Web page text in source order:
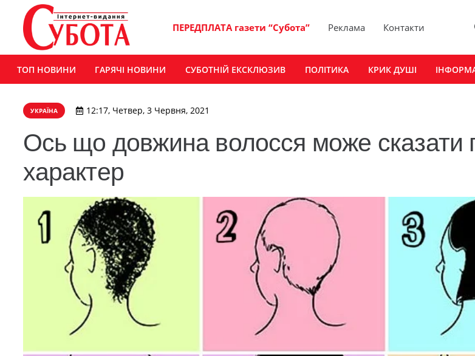
ПЕРЕДПЛАТА газети “Субота” Реклама Контакти
ТОП НОВИНИ ГАРЯЧІ НОВИНИ СУБОТНІЙ ЕКСКЛЮЗИВ ПОЛІТИКА КРИК ДУШІ
УКРАЇНА 12:17, Четвер, 3 Червня, 2021
Ось що довжина волосся може сказати
характер